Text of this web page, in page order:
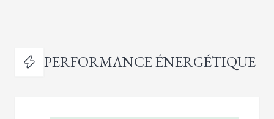
PERFORMANCE ÉNERGÉTIQUE